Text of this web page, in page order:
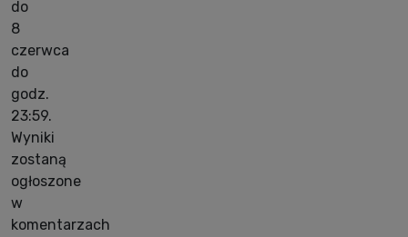
do
8
czerwca
do
godz.
23:59.
Wyniki
zostaną
ogłoszone
w
komentarzach